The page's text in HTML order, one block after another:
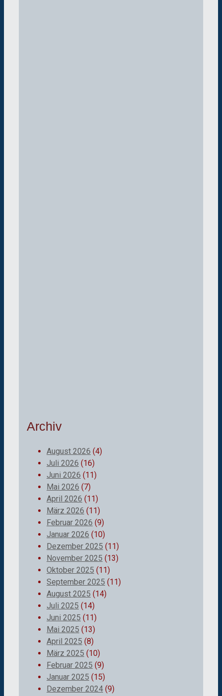
Archiv
August 2026 (4)
Juli 2026 (16)
Juni 2026 (11)
Mai 2026 (7)
April 2026 (11)
März 2026 (11)
Februar 2026 (9)
Januar 2026 (10)
Dezember 2025 (11)
November 2025 (13)
Oktober 2025 (11)
September 2025 (11)
August 2025 (14)
Juli 2025 (14)
Juni 2025 (11)
Mai 2025 (13)
April 2025 (8)
März 2025 (10)
Februar 2025 (9)
Januar 2025 (15)
Dezember 2024 (9)